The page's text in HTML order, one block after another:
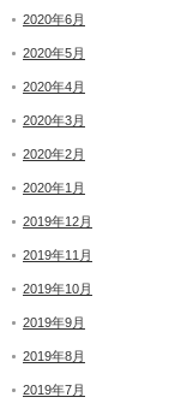
2020年6月
2020年5月
2020年4月
2020年3月
2020年2月
2020年1月
2019年12月
2019年11月
2019年10月
2019年9月
2019年8月
2019年7月